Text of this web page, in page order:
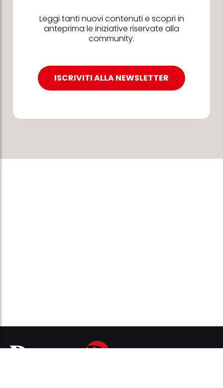
Leggi tanti nuovi contenuti e scopri in
anteprima le iniziative riservate alla
community.
ISCRIVITI ALLA NEWSLETTER